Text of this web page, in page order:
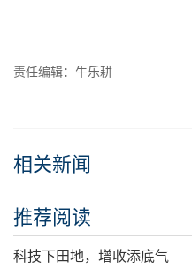
责任编辑：牛乐耕
相关新闻
推荐阅读
科技下田地，增收添底气